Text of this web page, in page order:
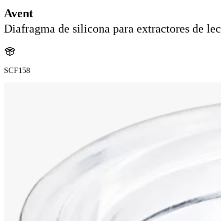
Avent
Diafragma de silicona para extractores de
SCF158